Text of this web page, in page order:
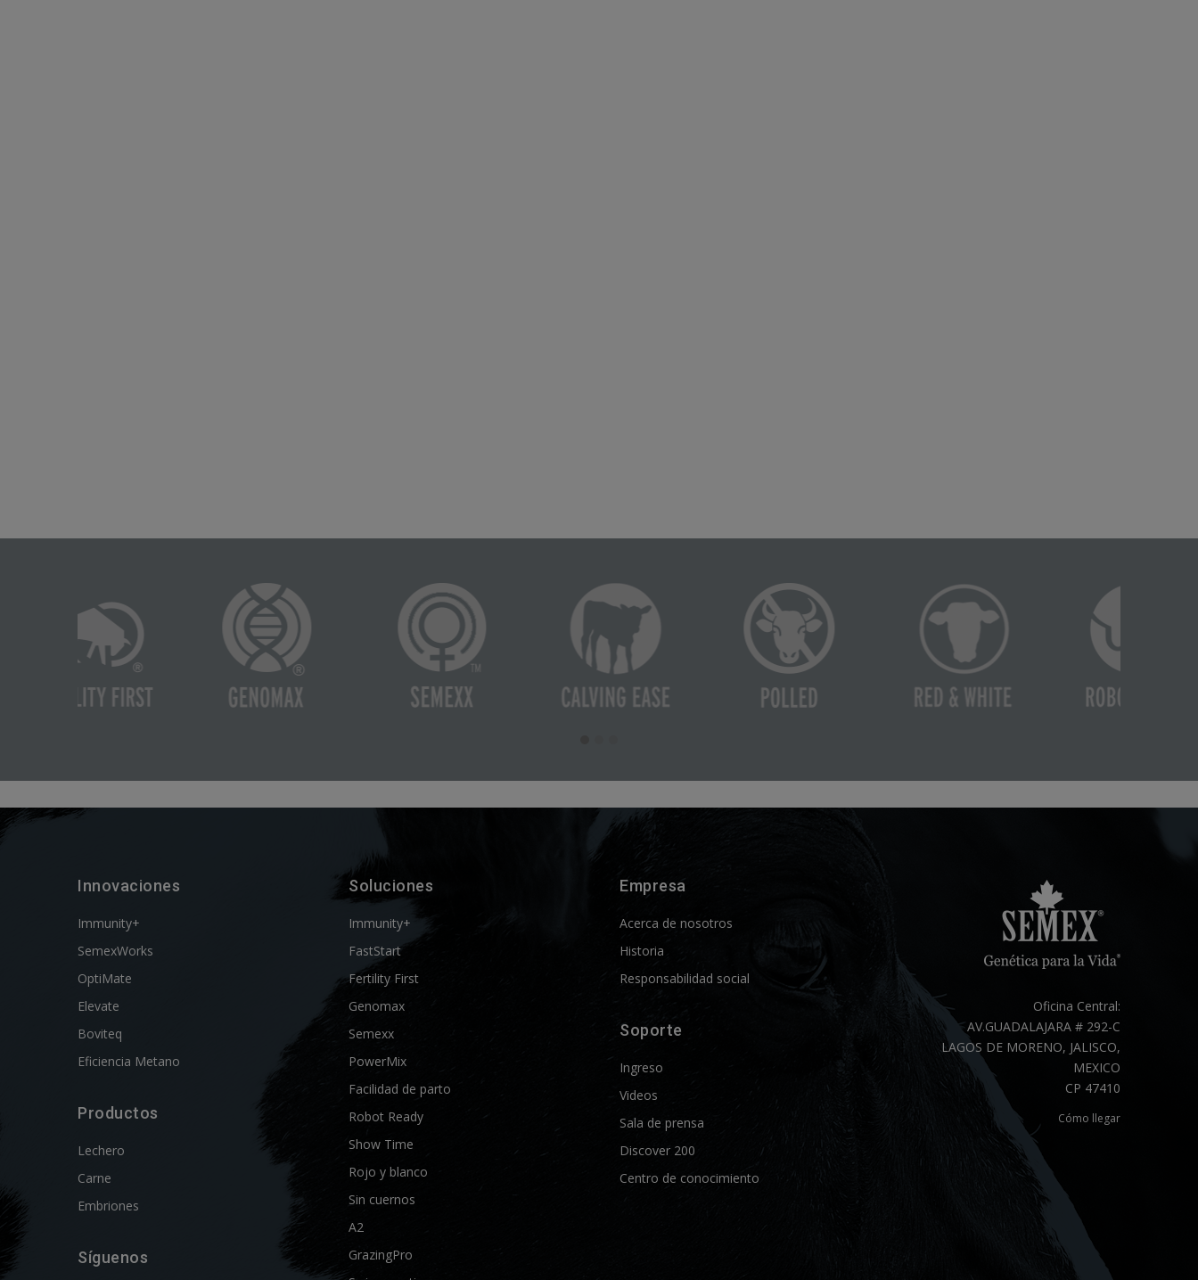
Innovaciones
Immunity+
SemexWorks
OptiMate
Elevate
Boviteq
Eficiencia Metano
Productos
Lechero
Carne
Embriones
Síguenos
Soluciones
Immunity+
FastStart
Fertility First
Genomax
Semexx
PowerMix
Facilidad de parto
Robot Ready
Show Time
Rojo y blanco
Sin cuernos
A2
GrazingPro
Empresa
Acerca de nosotros
Historia
Responsabilidad social
Soporte
Ingreso
Videos
Sala de prensa
Discover 200
Centro de conocimiento
Oficina Central:
AV.GUADALAJARA # 292-C
LAGOS DE MORENO, JALISCO,
MEXICO
CP 47410
Cómo llegar